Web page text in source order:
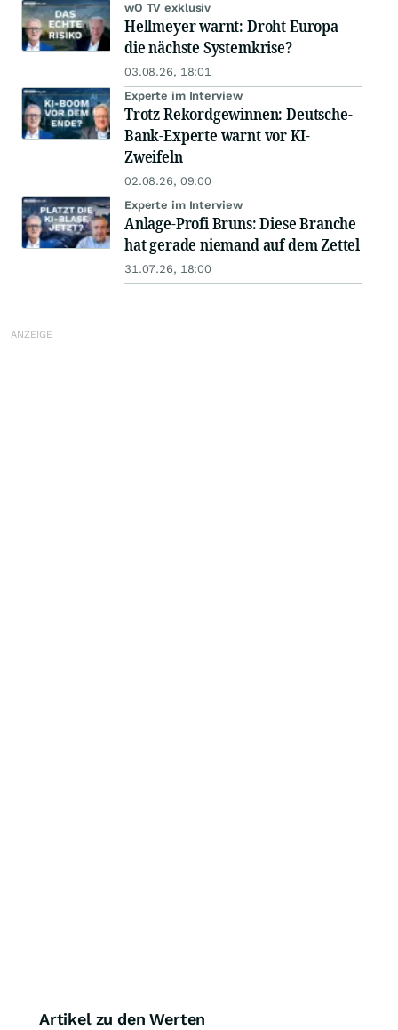
wO TV exklusiv
Hellmeyer warnt: Droht Europa
die nächste Systemkrise?
03.08.26, 18:01
Experte im Interview
Trotz Rekordgewinnen: Deutsche-
Bank-Experte warnt vor KI-
Zweifeln
02.08.26, 09:00
Experte im Interview
Anlage-Profi Bruns: Diese Branche
hat gerade niemand auf dem Zettel
31.07.26, 18:00
Artikel zu den Werten